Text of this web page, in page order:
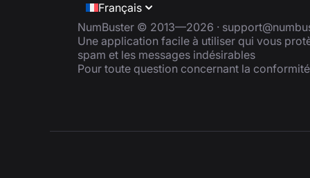
Français
NumBuster © 2013—2026 ·
Une application facile à utiliser qui vous
spam et les messages indésirables
Pour toute question concernant la conformité